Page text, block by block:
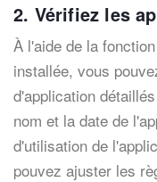
2. Vérifiez les
À l'aide de la
installée, vous
d'application
nom et la date de
d'utilisation de
pouvez ajuster les